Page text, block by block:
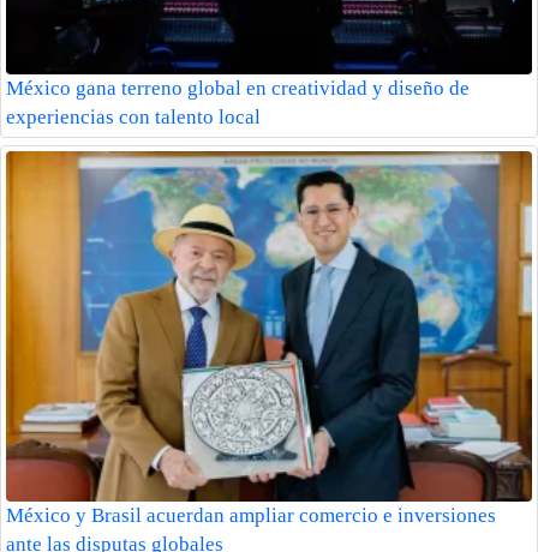
México gana terreno global en creatividad y diseño de
experiencias con talento local
México y Brasil acuerdan ampliar comercio e inversiones
ante las disputas globales